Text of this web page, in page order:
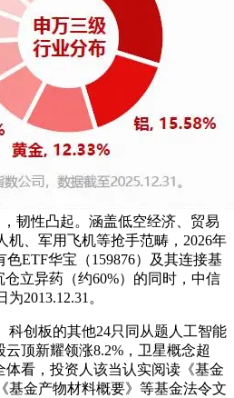
韧性凸起。涵盖低空经济、贸易
机、军用飞机等抢手范畴，2026年
ETF华宝（159876）及其连接基
立异药（约60%）的同时，中信
2013.12.31。
创板的其他24只同从题人工智能
顶新耀领涨8.2%，卫星概念超
体看，投资人该当认实阅读《基金
基金产物材料概要》等基金法令文